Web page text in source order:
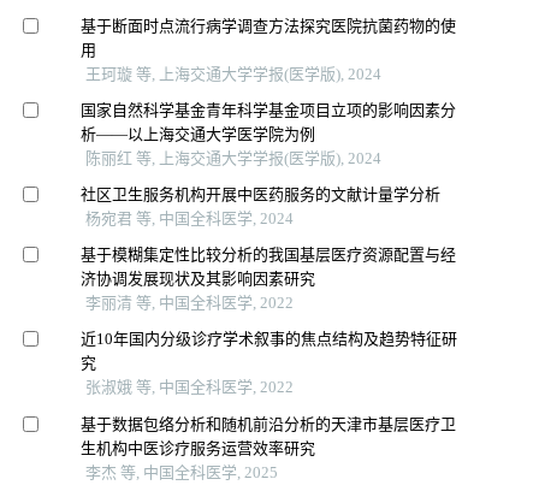
基于断面时点流行病学调查方法探究医院抗菌药物的使
用
王珂璇 等, 上海交通大学学报(医学版), 2024
国家自然科学基金青年科学基金项目立项的影响因素分
析——以上海交通大学医学院为例
陈丽红 等, 上海交通大学学报(医学版), 2024
社区卫生服务机构开展中医药服务的文献计量学分析
杨宛君 等, 中国全科医学, 2024
基于模糊集定性比较分析的我国基层医疗资源配置与经
济协调发展现状及其影响因素研究
李丽清 等, 中国全科医学, 2022
近10年国内分级诊疗学术叙事的焦点结构及趋势特征研
究
张淑娥 等, 中国全科医学, 2022
基于数据包络分析和随机前沿分析的天津市基层医疗卫
生机构中医诊疗服务运营效率研究
李杰 等, 中国全科医学, 2025